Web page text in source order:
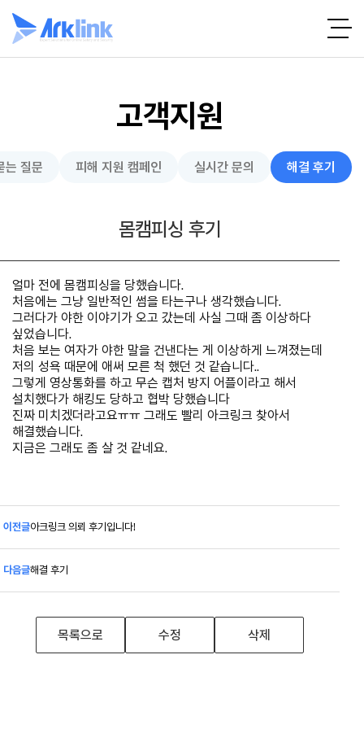
고객지원
는 질문 피해 지원 캠페인 실시간 문의 해결 후기
몸캠피싱 후기
얼마 전에 몸캠피싱을 당했습니다.
처음에는 그냥 일반적인 썸을 타는구나 생각했습니다.
그러다가 야한 이야기가 오고 갔는데 사실 그때 좀 이상하다
싶었습니다.
처음 보는 여자가 야한 말을 건낸다는 게 이상하게 느껴졌는데
저의 성욕 때문에 애써 모른 척 했던 것 같습니다..
그렇게 영상통화를 하고 무슨 캡처 방지 어플이라고 해서
설치했다가 해킹도 당하고 협박 당했습니다
진짜 미치겠더라고요ㅠㅠ 그래도 빨리 아크링크 찾아서
해결했습니다.
지금은 그래도 좀 살 것 같네요.
이전글아크링크 의뢰 후기입니다!
다음글해결 후기
목록으로 수정 삭제